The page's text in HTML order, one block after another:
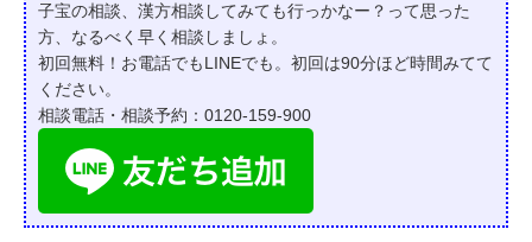
子宝の相談、漢方相談してみても行っかなー？って思った
方、なるべく早く相談しましょ。
初回無料！お電話でもLINEでも。初回は90分ほど時間みてて
ください。
相談電話・相談予約：0120-159-900